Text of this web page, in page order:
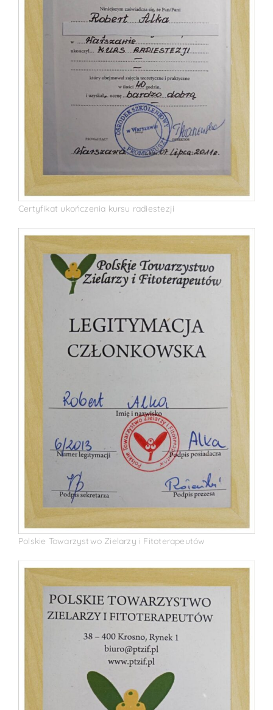
Certyfikat ukończenia kursu radiestezji
Polskie Towarzystwo Zielarzy i Fitoterapeutów